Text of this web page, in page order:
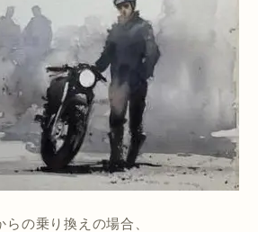
の乗り換えの場合、